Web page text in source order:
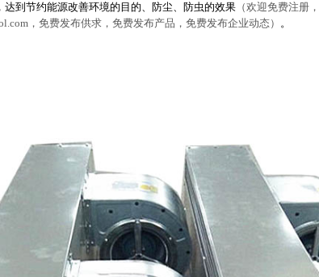
达到节约能源改善环境的目的、防尘、防虫的效果 （欢迎免费注册
，免费发布供求，免费发布产品，免费发布企业动态） 。